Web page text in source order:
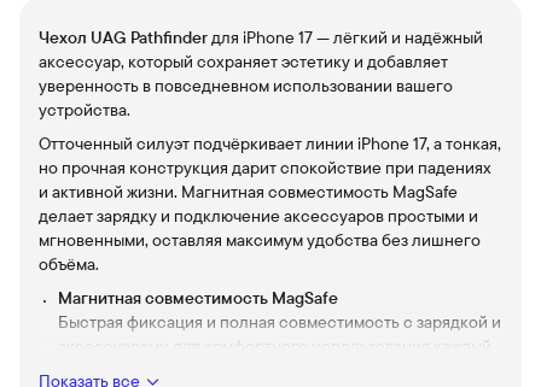
Чехол UAG Pathfinderдля iPhone 17 — лёгкий и надёжный
аксессуар, который сохраняет эстетику и добавляет
уверенность в повседневном использовании вашего
устройства.
Отточенный силуэт подчёркивает линии iPhone 17, а тонкая,
но прочная конструкция дарит спокойствие при падениях
и активной жизни. Магнитная совместимость MagSafe
делает зарядку и подключение аксессуаров простыми и
мгновенными, оставляя максимум удобства без лишнего
объёма.
Магнитная совместимость MagSafe
Быстрая фиксация и полная совместимость с зарядкой и
аксессуарами для комфортного использования каждый
Показать все